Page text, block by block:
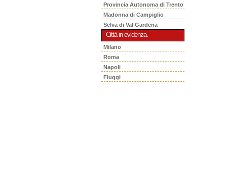
Provincia Autonoma di Trento
Madonna di Campiglio
Selva di Val Gardena
Città in evidenza.
Milano
Roma
Napoli
Fiuggi